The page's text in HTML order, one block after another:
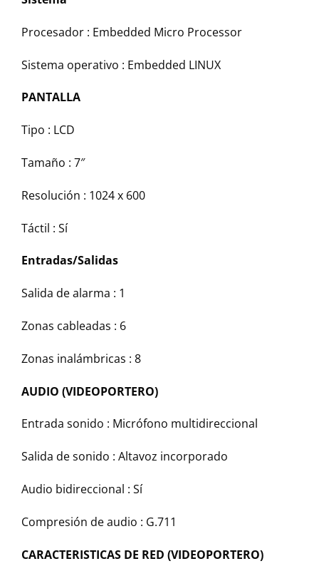
Procesador : Embedded Micro Processor
Sistema operativo : Embedded LINUX
PANTALLA
Tipo : LCD
Tamaño : 7″
Resolución : 1024 x 600
Táctil : Sí
Entradas/Salidas
Salida de alarma : 1
Zonas cableadas : 6
Zonas inalámbricas : 8
AUDIO (VIDEOPORTERO)
Entrada sonido : Micrófono multidireccional
Salida de sonido : Altavoz incorporado
Audio bidireccional : Sí
Compresión de audio : G.711
CARACTERISTICAS DE RED (VIDEOPORTERO)